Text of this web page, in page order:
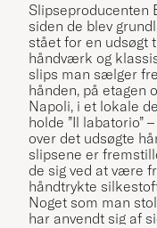
Slipseproducenten
siden de blev
stået for en udsøgt
håndværk og
slips man sælger
hånden, på etagen
Napoli, i et lokale
holde ”Il labatorio”
over det udsøgte
slipsene er
de sig ved at være
håndtrykte
Noget som man
har anvendt sig af